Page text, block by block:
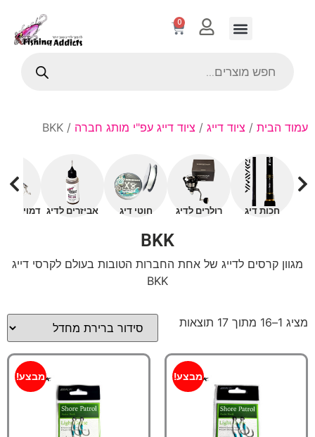
0
עמוד הבית / ציוד דייג / ציוד דייג עפ"י מותג חברה / BKK
חכות דיג רולרים לדיג חוטי דיג אביזרים לדיג דמויים
BKK
מגוון קרסים לדייג של אחת החברות הטובות בעולם לקרסי דייג
BKK
מציג 1–16 מתוך 17 תוצאות
מבצע! מבצע!